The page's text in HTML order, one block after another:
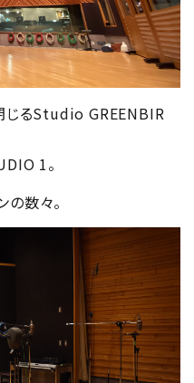
じるStudio GREENBIR
1。
の数々。